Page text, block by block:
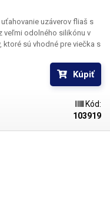
uzáverov fliaš s
veľmi odolného silikónu v
ktoré sú vhodné pre viečka s
Kúpiť
Kód:
103919